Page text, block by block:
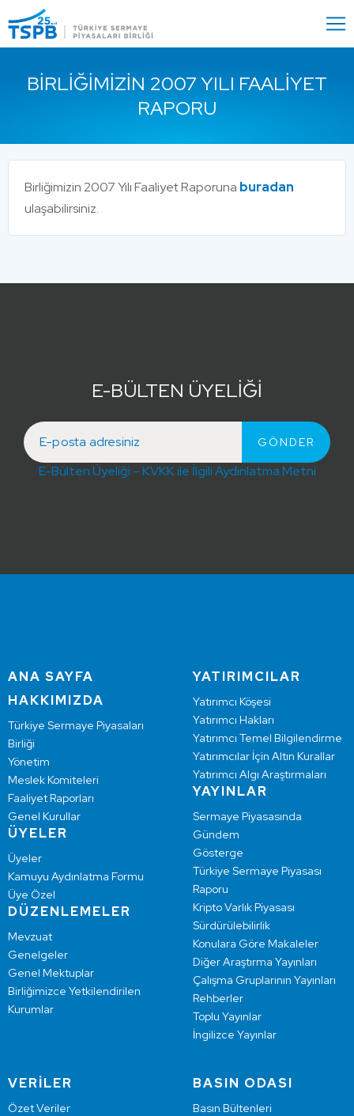
Close
BIRLIĞIMIZIN 2007 YILI FAALIYET
RAPORU
Birliğimizin 2007 Yılı Faaliyet Raporuna buradan
ulaşabilirsiniz.
E-BÜLTEN ÜYELİĞİ
E-Bülten Üyeliği – KVKK ile İlgili Aydınlatma Metni
ANA SAYFA
HAKKIMIZDA
Türkiye Sermaye Piyasaları
Birliği
Yönetim
Meslek Komiteleri
Faaliyet Raporları
Genel Kurullar
ÜYELER
Üyeler
Kamuyu Aydınlatma Formu
Üye Özel
DÜZENLEMELER
Mevzuat
Genelgeler
Genel Mektuplar
Birliğimizce Yetkilendirilen
Kurumlar
YATIRIMCILAR
Yatırımcı Köşesi
Yatırımcı Hakları
Yatırımcı Temel Bilgilendirme
Yatırımcılar İçin Altın Kurallar
Yatırımcı Algı Araştırmaları
YAYINLAR
Sermaye Piyasasında
Gündem
Gösterge
Türkiye Sermaye Piyasası
Raporu
Kripto Varlık Piyasası
Sürdürülebilirlik
Konulara Göre Makaleler
Diğer Araştırma Yayınları
Çalışma Gruplarının Yayınları
Rehberler
Toplu Yayınlar
İngilizce Yayınlar
VERİLER
Özet Veriler
BASIN ODASI
Basın Bültenleri